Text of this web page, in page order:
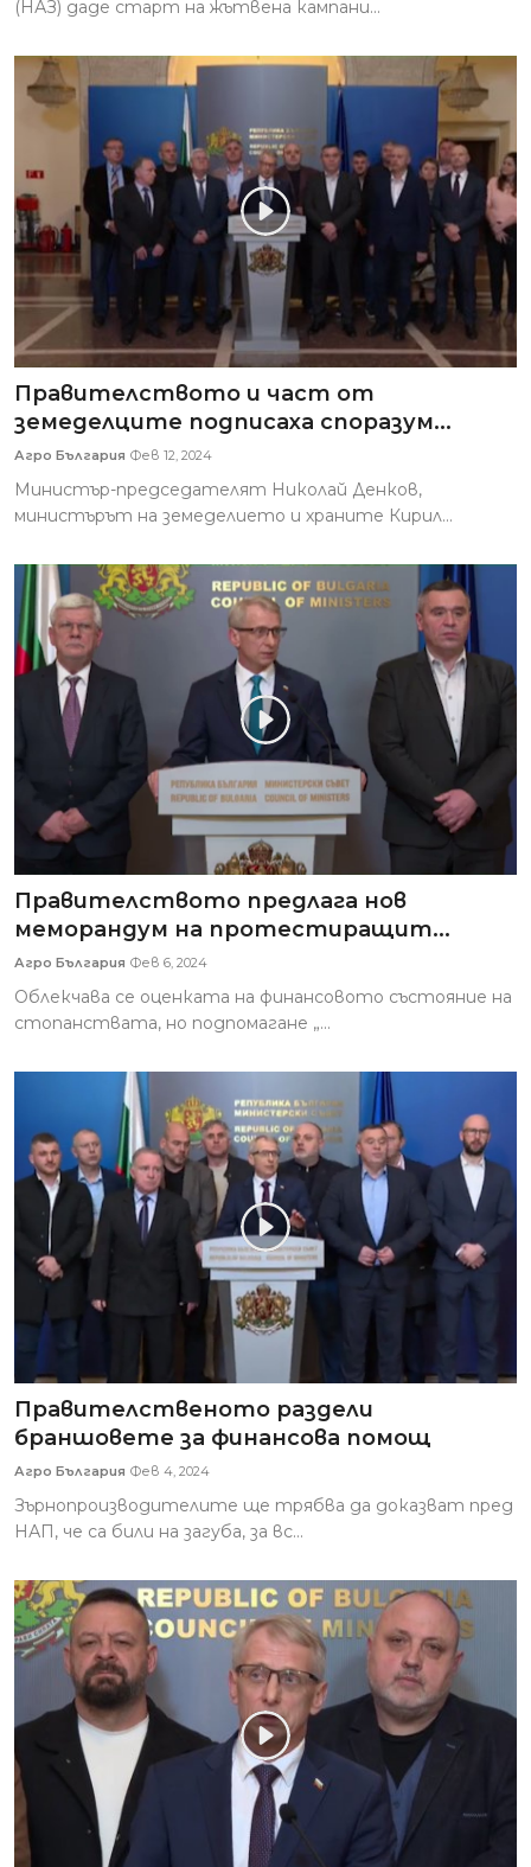
(НАЗ) даде старт на жътвена кампани...
Правителството и част от
земеделците подписаха споразум...
Агро България Фев 12, 2024
Министър-председателят Николай Денков,
министърът на земеделието и храните Кирил...
Правителството предлага нов
меморандум на протестиращит...
Агро България Фев 6, 2024
Облекчава се оценката на финансовото състояние на
стопанствата, но подпомагане „...
Правителственото раздели
браншовете за финансова помощ
Агро България Фев 4, 2024
Зърнопроизводителите ще трябва да доказват пред
НАП, че са били на загуба, за вс...